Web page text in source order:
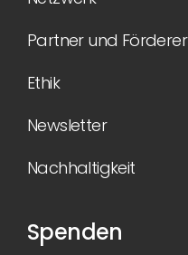
Partner und Förderer
Ethik
Newsletter
Nachhaltigkeit
Spenden